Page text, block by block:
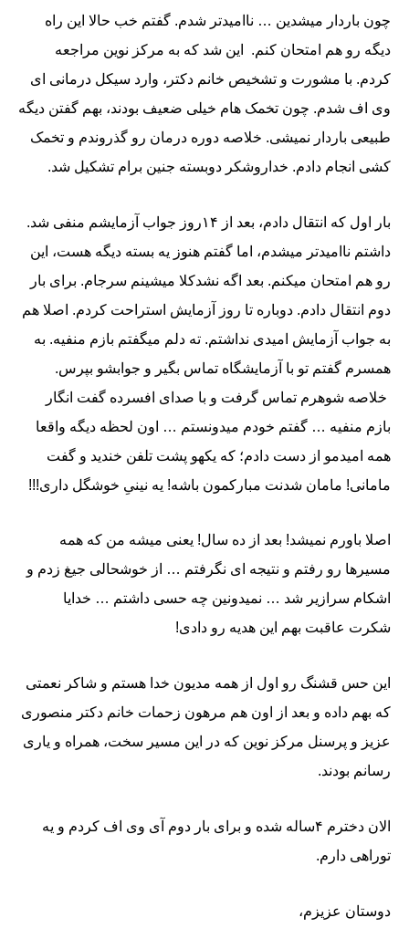
چون باردار میشدین … ناامیدتر شدم. گفتم خب حالا این راه
دیگه رو هم امتحان کنم. این شد که به مرکز نوین مراجعه
کردم. با مشورت و تشخیص خانم دکتر، وارد سیکل درمانی ای
وی اف شدم. چون تخمک هام خیلی ضعیف بودند، بهم گفتن دیگه
طبیعی باردار نمیشی. خلاصه دوره درمان رو گذروندم و تخمک
کشی انجام دادم. خداروشکر دوبسته جنین برام تشکیل شد.
بار اول که انتقال دادم، بعد از ۱۴روز جواب آزمایشم منفی شد.
داشتم ناامیدتر میشدم، اما گفتم هنوز یه بسته دیگه هست، این
رو هم امتحان میکنم. بعد اگه نشدکلا میشینم سرجام. برای بار
دوم انتقال دادم. دوباره تا روز آزمایش استراحت کردم. اصلا هم
به جواب آزمایش امیدی نداشتم. ته دلم میگفتم بازم منفیه. به
همسرم گفتم تو با آزمایشگاه تماس بگیر و جوابشو بپرس.
خلاصه شوهرم تماس گرفت و با صدای افسرده گفت انگار
بازم منفیه … گفتم خودم میدونستم … اون لحظه دیگه واقعا
همه امیدمو از دست دادم؛ که یکهو پشت تلفن خندید و گفت
مامانی! مامان شدنت مبارکمون باشه! یه نینیِ خوشگل داری!!!
اصلا باورم نمیشد! بعد از ده سال! یعنی میشه من که همه
مسیرها رو رفتم و نتیجه ای نگرفتم … از خوشحالی جیغ زدم و
اشکام سرازیر شد … نمیدونین چه حسی داشتم … خدایا
شکرت عاقبت بهم این هدیه رو دادی!
این حس قشنگ رو اول از همه مدیون خدا هستم و شاکر نعمتی
که بهم داده و بعد از اون هم مرهون زحمات خانم دکتر منصوری
عزیز و پرسنل مرکز نوین که در این مسیر سخت، همراه و یاری
رسانم بودند.
الان دخترم ۴ساله شده و برای بار دوم آی وی اف کردم و یه
توراهی دارم.
دوستان عزیزم،